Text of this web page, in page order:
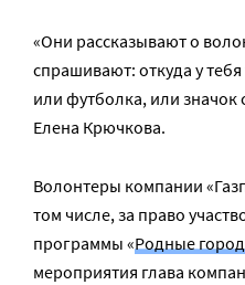
«Они рассказывают о
спрашивают: откуда у
или футболка, или
Елена Крючкова.
Волонтеры компании
том числе, за право
программы «Родные
мероприятия глава